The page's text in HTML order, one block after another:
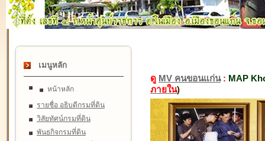
เมนูหลัก
หน้าหลัก
รายชื่อ อธิบดีกรมที่ดิน
วิสัยทัศน์กรมที่ดิน
พันธกิจกรมที่ดิน
ดู MV คนขอนแก่น: MAP
ภายใน)